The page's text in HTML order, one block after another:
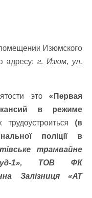
Изюмского
адресу: г. Изюм, ул.
это «Первая
в режиме
(в
поліції в
трамвайне
1», ТОВ ФК
Залізниця «АТ